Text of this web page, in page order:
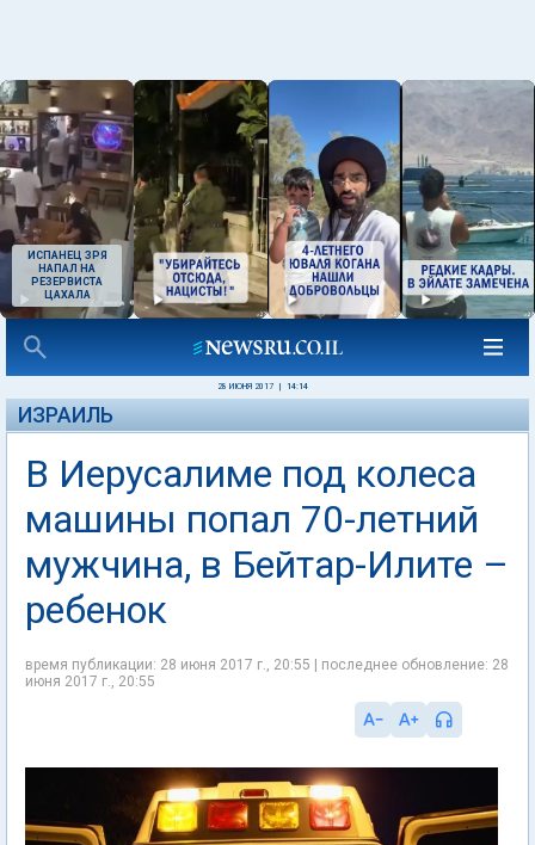
ИСПАНЕЦ ЗРЯ
НАПАЛ НА
РЕЗЕРВИСТА
ЦАХАЛА
28 ИЮНЯ 2017 14:14
ИЗРАИЛЬ
В Иерусалиме под колеса
машины попал 70-летний
мужчина, в Бейтар-Илите –
ребенок
время публикации: 28 июня 2017 г., 20:55 | последнее обновление: 28
июня 2017 г., 20:55